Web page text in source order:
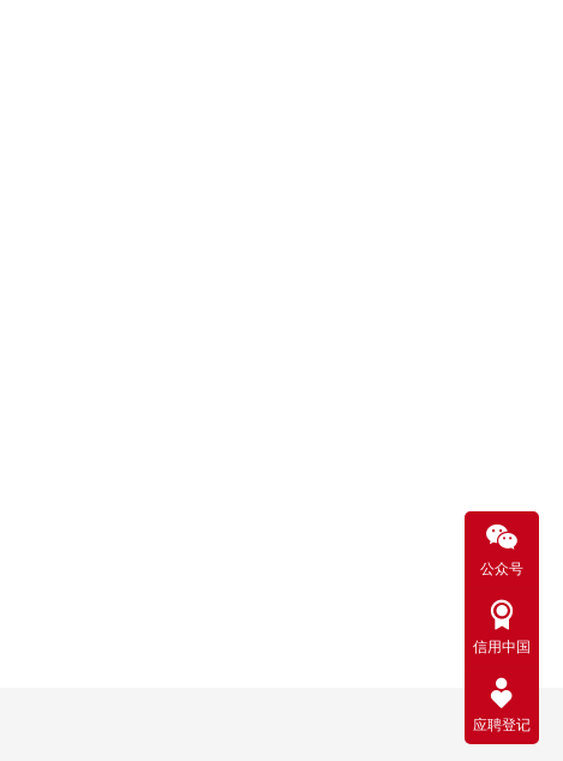
公众号
信用中国
应聘登记